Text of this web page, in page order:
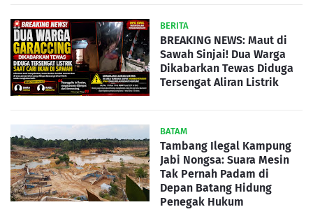
BERITA
BREAKING NEWS: Maut di
Sawah Sinjai! Dua Warga
Dikabarkan Tewas Diduga
Tersengat Aliran Listrik
BATAM
Tambang Ilegal Kampung
Jabi Nongsa: Suara Mesin
Tak Pernah Padam di
Depan Batang Hidung
Penegak Hukum